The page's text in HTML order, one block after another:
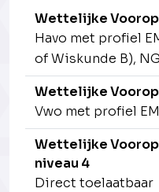
Wettelijke
Havo met profiel
of Wiskunde B),
Wettelijke
Vwo met profiel
Wettelijke
niveau 4
Direct toelaatbaar